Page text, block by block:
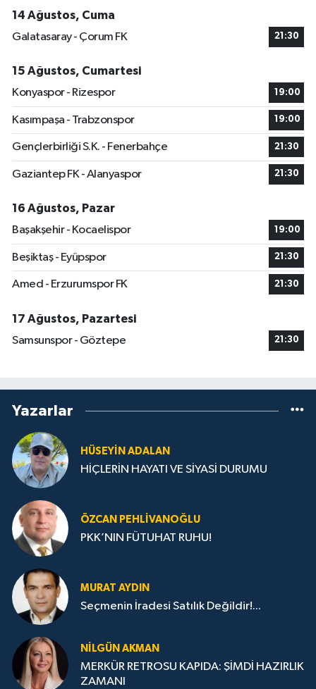
14 Ağustos, Cuma
Galatasaray - Çorum FK
21:30
15 Ağustos, Cumartesi
Konyaspor - Rizespor
19:00
Kasımpaşa - Trabzonspor 19:00
Gençlerbirliği S.K. - Fenerbahçe 21:30
Gaziantep FK - Alanyaspor 21:30
16 Ağustos, Pazar
Başakşehir - Kocaelispor
19:00
Beşiktaş - Eyüpspor 21:30
Amed - Erzurumspor FK 21:30
17 Ağustos, Pazartesi
Samsunspor - Göztepe
21:30
Yazarlar
HÜSEYIN ADALAN
HİÇLERİN HAYATI VE SİYASİ DURUMU
ÖZCAN PEHLIVANOĞLU
PKK’NIN FÜTUHAT RUHU!
MURAT AYDIN
Seçmenin İradesi Satılık Değildir!...
NILGÜN AKMAN
MERKÜR RETROSU KAPIDA: ŞİMDİ HAZIRLIK
ZAMANI